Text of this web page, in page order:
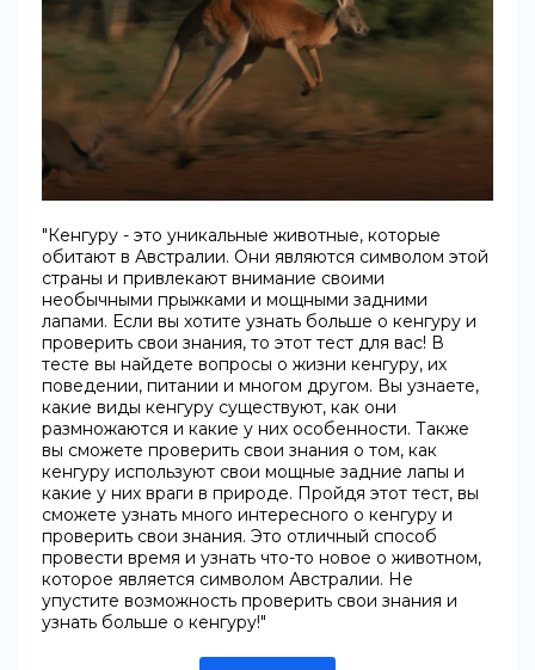
"Кенгуру - это уникальные животные, которые
обитают в Австралии. Они являются символом этой
страны и привлекают внимание своими
необычными прыжками и мощными задними
лапами. Если вы хотите узнать больше о кенгуру и
проверить свои знания, то этот тест для вас! В
тесте вы найдете вопросы о жизни кенгуру, их
поведении, питании и многом другом. Вы узнаете,
какие виды кенгуру существуют, как они
размножаются и какие у них особенности. Также
вы сможете проверить свои знания о том, как
кенгуру используют свои мощные задние лапы и
какие у них враги в природе. Пройдя этот тест, вы
сможете узнать много интересного о кенгуру и
проверить свои знания. Это отличный способ
провести время и узнать что-то новое о животном,
которое является символом Австралии. Не
упустите возможность проверить свои знания и
узнать больше о кенгуру!"